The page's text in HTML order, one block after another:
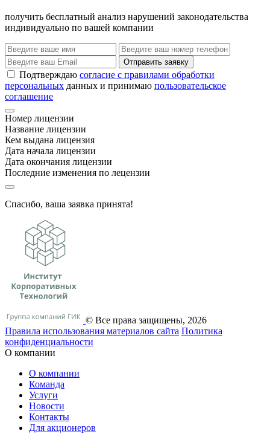
получить бесплатный анализ нарушений законодательства
индивидуально по вашей компании
Отправить заявку
Подтверждаю согласие с правилами обработки
персональных данных и принимаю пользовательское
соглашение
Номер лицензии
Название лицензии
Кем выдана лицензия
Дата начала лицензии
Дата окончания лицензии
Последние изменения по лецензии
Спасибо, ваша заявка принята!
© Все права защищены, 2026
Правила использования материалов сайта Политика
конфиденциальности
О компании
О компании
Команда
Услуги
Новости
Контакты
Для акционеров